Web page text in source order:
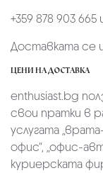
+359 878 903 665
Доставката се
ЦЕНИ НА ДОСТАВКА
enthusiast.bg
свои пратки в
услугата
офис“, „офис-
куриерската